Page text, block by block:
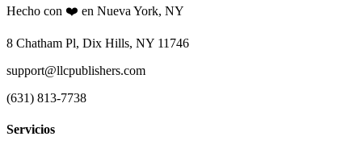
Hecho con ❤️ en Nueva York, NY
8 Chatham Pl, Dix Hills, NY 11746
support@llcpublishers.com
(631) 813-7738
Servicios